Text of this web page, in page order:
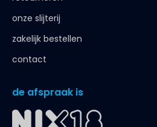
onze slijterij
zakelijk bestellen
contact
de afspraak is